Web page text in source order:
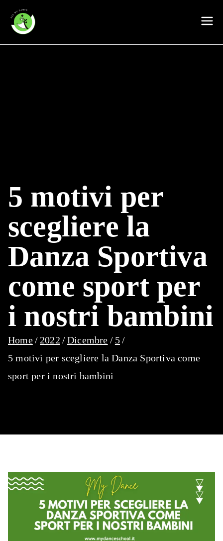
contenuto
5 motivi per
scegliere la
Danza Sportiva
come sport per
i nostri bambini
Home 2022 Dicembre
5
5 motivi per scegliere la Danza Sportiva come
sport per i nostri bambini